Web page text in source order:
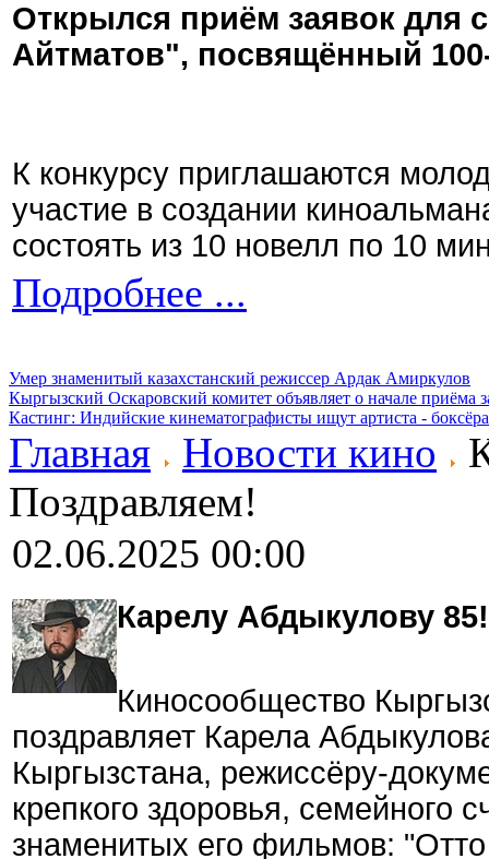
Открылся приём заявок для
Айтматов", посвящённый
К конкурсу приглашаются
участие в создании
состоять из 10 новелл по 10
Подробнее ...
Умер знаменитый казахстанский режиссер Ардак Амиркулов
Кыргызский Оскаровский комитет объявляет о начале приёма
Кастинг: Индийские кинематографисты ищут артиста -
Главная Новости кино
Поздравляем!
02.06.2025 00:00
Карелу Абдыкулову
Киносообщество
поздравляет Карела
Кыргызстана, режиссёру-
крепкого здоровья, семейного
знаменитых его фильмов: